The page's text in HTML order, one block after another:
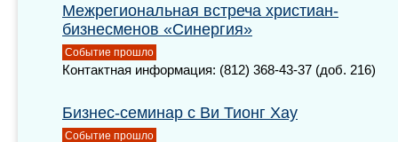
Межрегиональная встреча христиан-
бизнесменов «Синергия»
Событие прошло
Контактная информация: (812) 368-43-37 (доб. 216)
Бизнес-семинар с Ви Тионг Хау
Событие прошло